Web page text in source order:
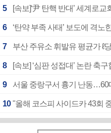
5 [속보]‘尹 탄핵 반대’ 세계로
6
7 부산 주유소 휘발유 평균가 ℓ
8
9 서울 중랑구서 흉기 난동…60
10 "올해 코스피 사이드카 43회